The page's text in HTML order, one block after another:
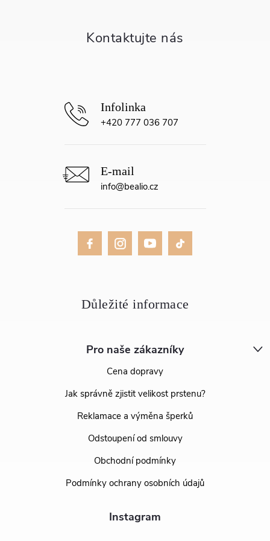
Pro naše zákazníky
Cena dopravy
Jak správně zjistit velikost prstenu?
Reklamace a výměna šperků
Odstoupení od smlouvy
Obchodní podmínky
Podmínky ochrany osobních údajů
Instagram
info@bealio.cz
+420 777 036 707